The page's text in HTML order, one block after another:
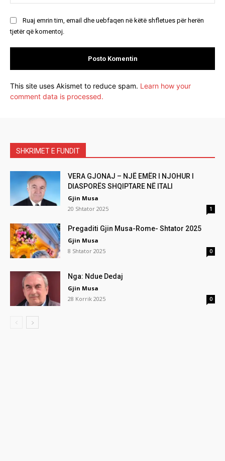
Ruaj emrin tim, email dhe uebfaqen në këtë shfletues për herën
tjetër që komentoj.
This site uses Akismet to reduce spam. Learn how your
comment data is processed.
SHKRIMET E FUNDIT
VERA GJONAJ – NJË EMËR I NJOHUR I
DIASPORËS SHQIPTARE NË ITALI
Gjin Musa
20 Shtator 2025
1
Pregaditi Gjin Musa-Rome- Shtator 2025
Gjin Musa
8 Shtator 2025
0
Nga: Ndue Dedaj
Gjin Musa
28 Korrik 2025
0